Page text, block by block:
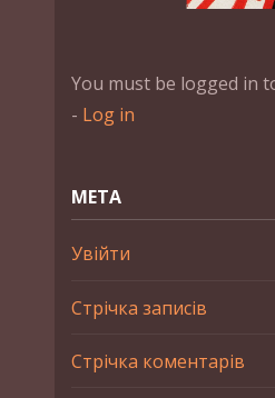
You must be logged in
- Log in
МЕТА
Увійти
Стрічка записів
Стрічка коментарів